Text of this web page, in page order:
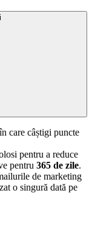
care câștigi puncte
pentru a reduce
pentru 365 de zile.
de marketing
o singură dată pe